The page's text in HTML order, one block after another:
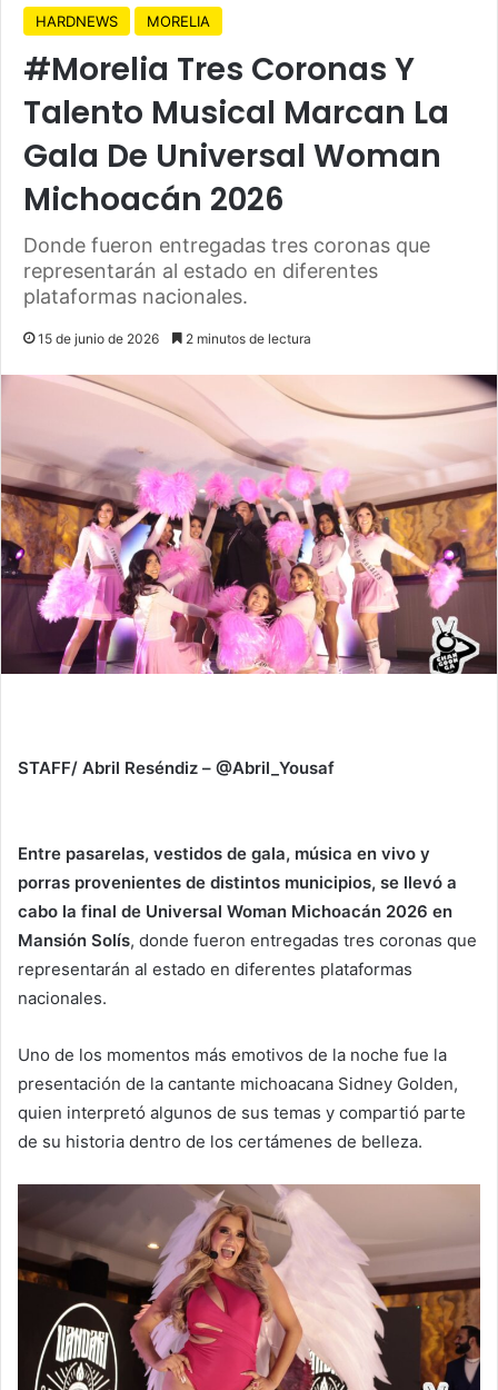
HARDNEWS MORELIA
#Morelia Tres Coronas Y
Talento Musical Marcan La
Gala De Universal Woman
Michoacán 2026
Donde fueron entregadas tres coronas que
representarán al estado en diferentes
plataformas nacionales.
15 de junio de 2026 2 minutos de lectura
STAFF/ Abril Reséndiz – @Abril_Yousaf
Entre pasarelas, vestidos de gala, música en vivo y
porras provenientes de distintos municipios, se llevó a
cabo la final de Universal Woman Michoacán 2026 en
Mansión Solís, donde fueron entregadas tres coronas que
representarán al estado en diferentes plataformas
nacionales.
Uno de los momentos más emotivos de la noche fue la
presentación de la cantante michoacana Sidney Golden,
quien interpretó algunos de sus temas y compartió parte
de su historia dentro de los certámenes de belleza.